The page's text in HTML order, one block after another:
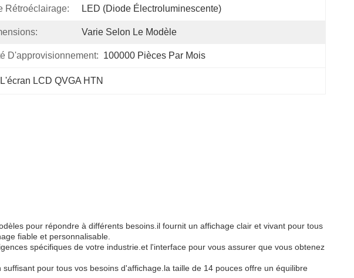
Rétroéclairage: LED (diode Électroluminescente)
Varie Selon Le Modèle
D'approvisionnement: 100000 Pièces Par Mois
L'écran LCD QVGA HTN
pour répondre à différents besoins.il fournit un affichage clair et vivant pour tous
fiable et personnalisable.
spécifiques de votre industrie.et l'interface pour vous assurer que vous obtenez
pour tous vos besoins d'affichage.la taille de 14 pouces offre un équilibre